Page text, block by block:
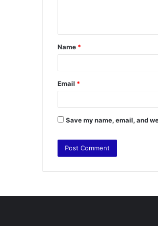
t
*
Name *
Email *
Save my name, email, and